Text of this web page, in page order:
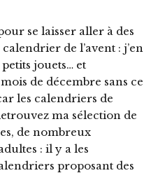
se laisser aller à des
de l’avent : j’en
jouets… et
de décembre sans ce
les calendriers de
ma sélection de
de nombreux
: il y a les
proposant des